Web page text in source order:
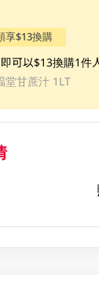
享$13換購
可以$13換購1件
堂甘蔗汁 1LT